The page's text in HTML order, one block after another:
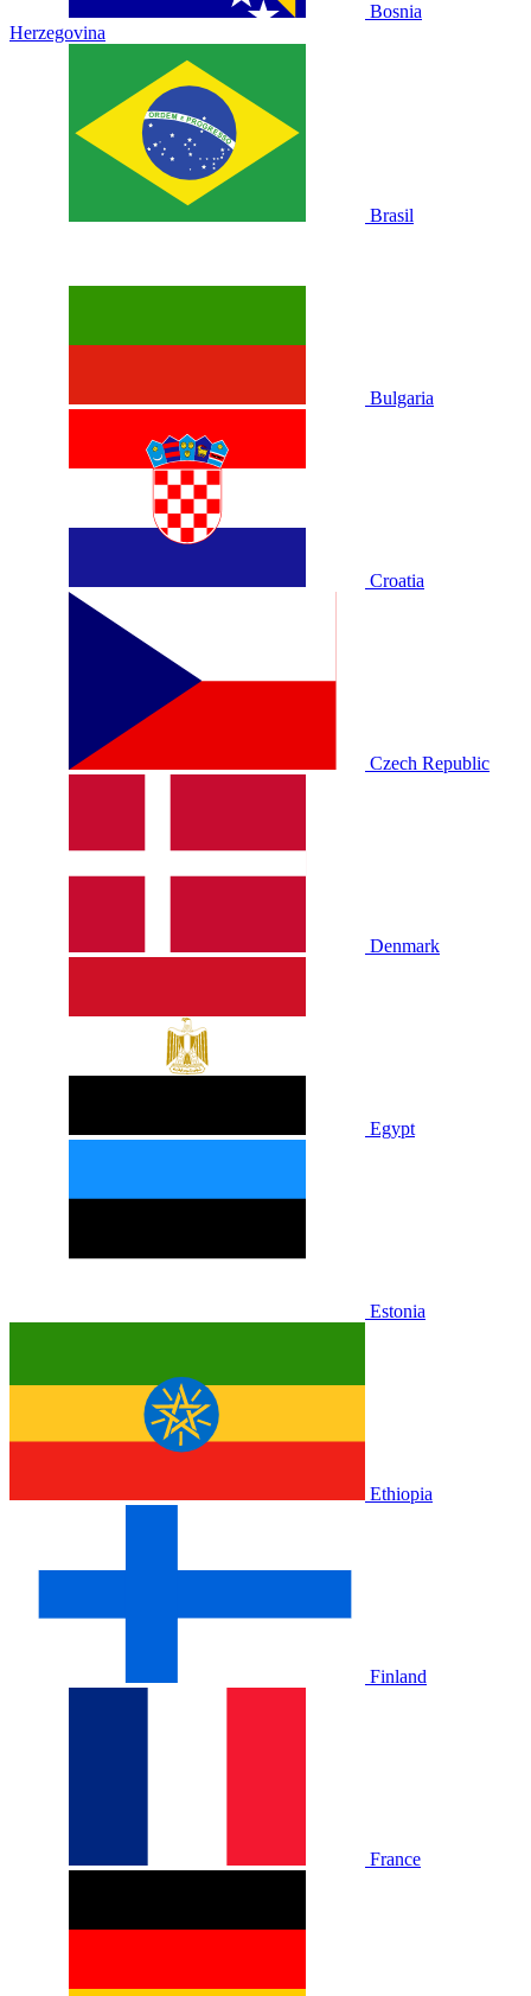
Bosnia
Herzegovina
Brasil
Bulgaria
Croatia
Czech Republic
Denmark
Egypt
Estonia
Ethiopia
Finland
France